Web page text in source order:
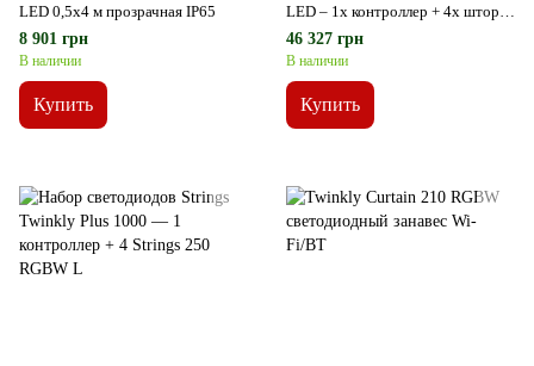
LED 0,5х4 м прозрачная IP65
8 901 грн
В наличии
Купить
LED – 1x контроллер + 4x шторы
250 RGBW
46 327 грн
В наличии
Купить